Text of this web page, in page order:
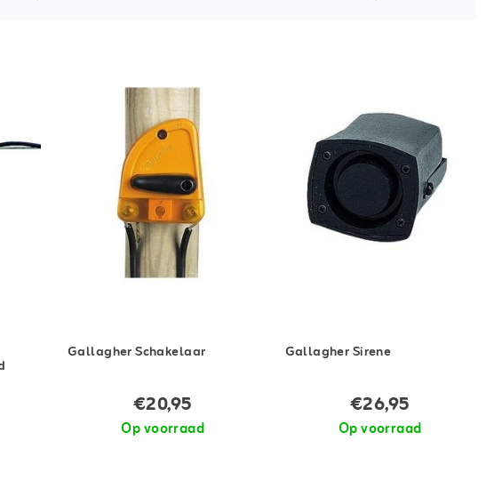
Gallagher Schakelaar
€20,95
Op voorraad
Gallagher Sirene
€26,95
Op voorraad